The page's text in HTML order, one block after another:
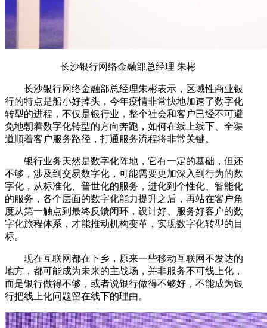
长沙银行网络金融部总经理 朱彬
长沙银行网络金融部总经理朱彬表示，区域性商业银
行的特点是船小好掉头，今年疫情非常快地加速了数字化
转型的进程，不仅是银行业，整个社会和客户已经不可避
免地朝着数字化转型的方向奔跑，如何在线上线下、全渠
道顺着客户服务路径，打通服务流程将非常关键。
银行业务天然是数字化阵地，它有一定的基础，但还
不够，涉及到交易数字化，可能需要更加深入到行为的数
字化，从标准化、普世化的服务，进化到个性化、智能化
的服务，各个层面的数字化能力提升之后，再站在客户角
度从第一触点到最终反馈闭环，设计好、服务好客户的数
字化旅程体系，才能推动机构变革，实现数字化转型的目
标。
现在互联网都在下乡，原来一些移动互联网不发达的
地方，都可能成为未来的主战场，并非服务不可线上化，
而是银行做得不够，或者说银行做得不够好，不能成为银
行把线上化问题留在线下的理由。